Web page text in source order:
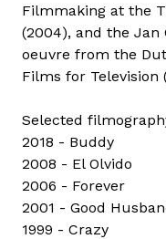
Filmmaking at the
(2004), and the Jan
oeuvre from the
Films for Television
Selected
2018 - Buddy
2008 - El Olvido
2006 - Forever
2001 - Good
1999 - Crazy